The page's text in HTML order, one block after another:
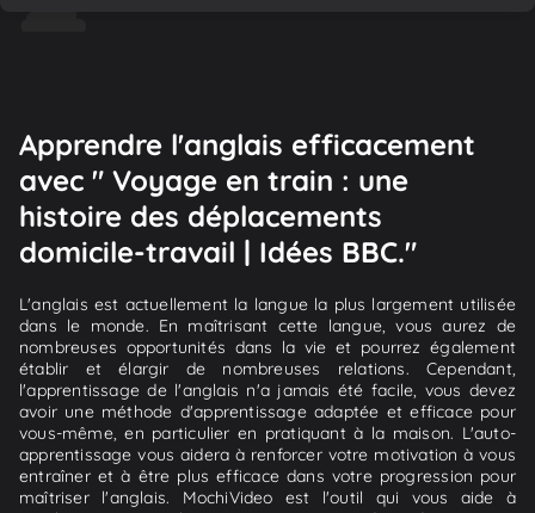
Apprendre l'anglais efficacement
avec " Voyage en train : une
histoire des déplacements
domicile-travail | Idées BBC."
L'anglais est actuellement la langue la plus largement utilisée
dans le monde. En maîtrisant cette langue, vous aurez de
nombreuses opportunités dans la vie et pourrez également
établir et élargir de nombreuses relations. Cependant,
l'apprentissage de l'anglais n'a jamais été facile, vous devez
avoir une méthode d'apprentissage adaptée et efficace pour
vous-même, en particulier en pratiquant à la maison. L'auto-
apprentissage vous aidera à renforcer votre motivation à vous
entraîner et à être plus efficace dans votre progression pour
maîtriser l'anglais. MochiVideo est l'outil qui vous aide à